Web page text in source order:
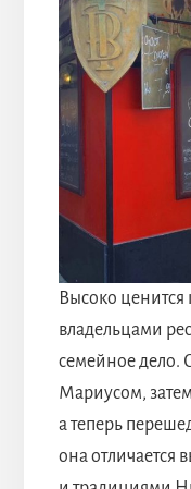
Высоко ценится
владельцами
семейное дело.
Мариусом,
а теперь
она отличается